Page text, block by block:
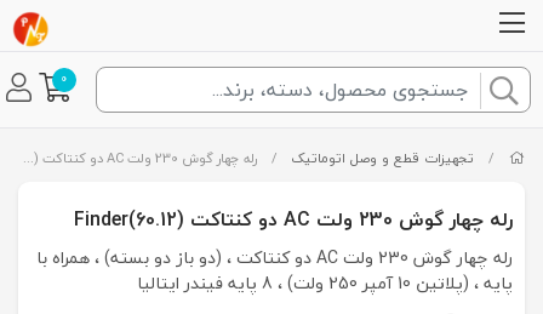
0
/ تجهیزات قطع و وصل اتوماتیک / رله چهار گوش 230 ولت AC دو کنتاکت (Finder(60.12
رله چهار گوش 230 ولت AC دو کنتاکت (Finder(60.12
رله چهار گوش 230 ولت AC دو کنتاکت ، (دو باز دو بسته) ، همراه با
پایه ، (پلاتین 10 آمپر 250 ولت) ، 8 پایه فیندر ایتالیا